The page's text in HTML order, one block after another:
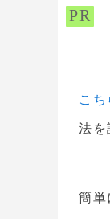
PR
こち
法を
簡単